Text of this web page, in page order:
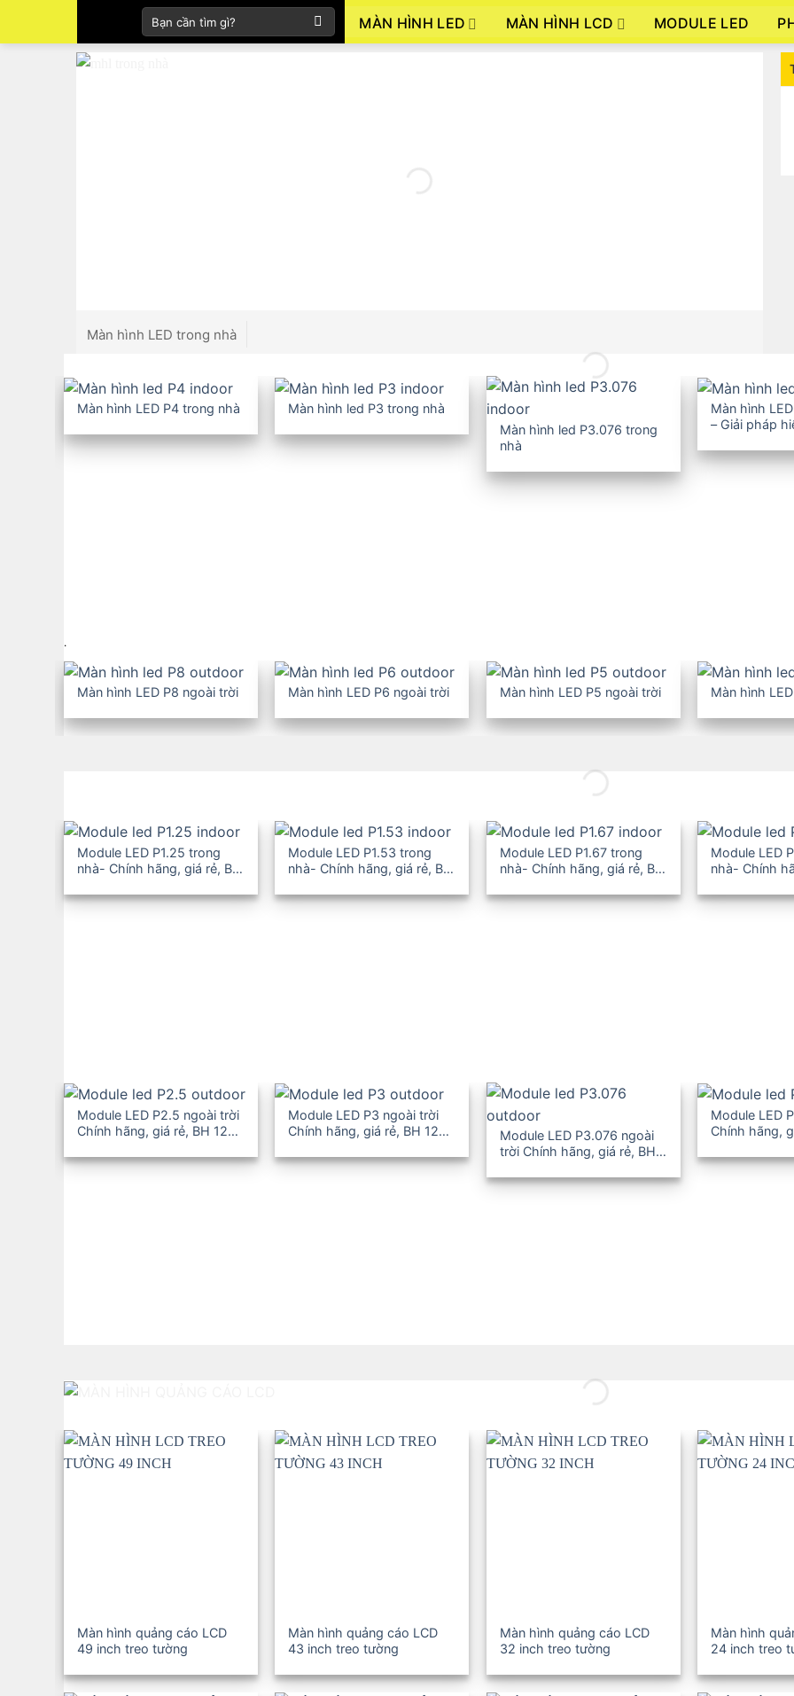
kiếm:
MÀN HÌNH LED MÀN HÌNH LCD MODULE LED
Màn hình LED trong nhà
Màn hình LCD ghép
Màn hình LED P4 trong nhà
Màn hình led P3 trong nhà
Màn hình led P3.076 trong
nhà
Màn hình
– Giải pháp
.
Màn hình LED P8 ngoài trời Màn hình LED P6 ngoài trời Màn hình LED P5 ngoài trời Màn hình
Module LED P1.25 trong
nhà- Chính hãng, giá rẻ, BH
Module LED P1.53 trong
nhà- Chính hãng, giá rẻ, BH
Module LED P1.67 trong
nhà- Chính hãng, giá rẻ, BH
Module LED
nhà- Chính
Module LED P2.5 ngoài trời
Chính hãng, giá rẻ, BH 12-
Module LED P3 ngoài trời
Chính hãng, giá rẻ, BH 12-
Module LED P3.076 ngoài
trời Chính hãng, giá rẻ, BH
Module LED
Chính hãng,
Màn hình quảng cáo LCD
49 inch treo tường
Màn hình quảng cáo LCD
43 inch treo tường
Màn hình quảng cáo LCD
32 inch treo tường
Màn hình
24 inch treo